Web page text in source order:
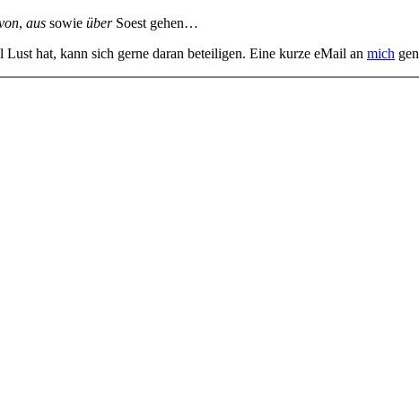
, aus sowie überSoest gehen…
hat, kann sich gerne daran beteiligen. Eine kurze eMail an mich